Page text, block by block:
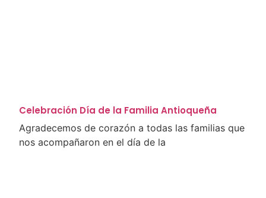
Celebración Día de la Familia Antioqueña
Agradecemos de corazón a todas las familias que
nos acompañaron en el día de la